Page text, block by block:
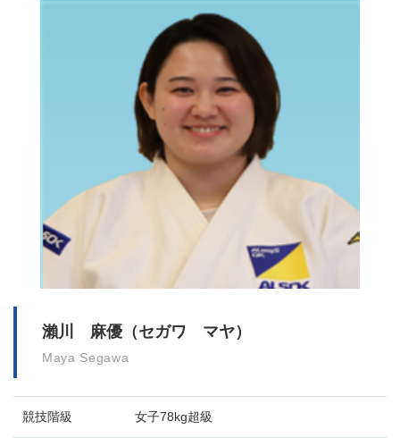
瀨川 麻優（セガワ マヤ）
Maya Segawa
競技階級 女子78kg超級